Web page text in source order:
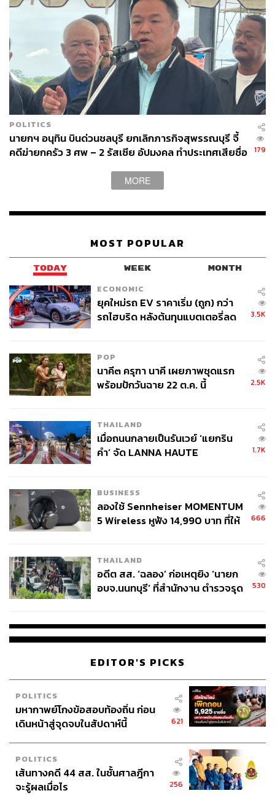
POLITICS
นายกฯ อนุทิน บินด่วนชลบุรี ยกเลิกภารกิจสุพรรณบุรี จี้
คดีฆ่ายกครัว 3 ศพ – 2 รัสเซีย อัปมงคล ทำประเทศเสียชื่อ
179
MORE
MOST POPULAR
TODAY WEEK MONTH
ECONOMIC
ยุคใหม่รถ EV ราคาเริ่ม (ถูก) กว่า
รถไฮบริด หลังต้นทุนแบตเตอรี่ลด
3.5K
POP
นาคี๓ ครุฑา นาคี เผยภาพชุดแรก
พร้อมปักวันฉาย 22 ต.ค. นี้
2.5K
THAILAND
เมื่อถนนกลายเป็นรันเวย์ ‘แยกริน
คำ’ จัด LANNA HAUTE
1.7K
BUSINESS
ลองใช้ Sennheiser MOMENTUM
5 Wireless หูฟัง 14,990 บาท ที่ให้
666
THAILAND
อดีต สส. ‘ฉลอง’ ก่อเหตุยิง ‘นายก
อบจ.นนทบุรี’ ที่สำนักงาน ตำรวจรุด
530
EDITOR'S PICKS
POLITICS
มหากาพย์โกงข้อสอบท้องถิ่น ก่อน
เดินหน้าสู่จุดจบในสัปดาห์นี้
621
POLITICS
เส้นทางคดี 44 สส. ในชั้นศาลฎีกา
จะรู้ผลเมื่อไร
256